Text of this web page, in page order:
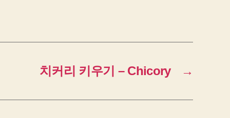
→
치커리 키우기 – Chicory